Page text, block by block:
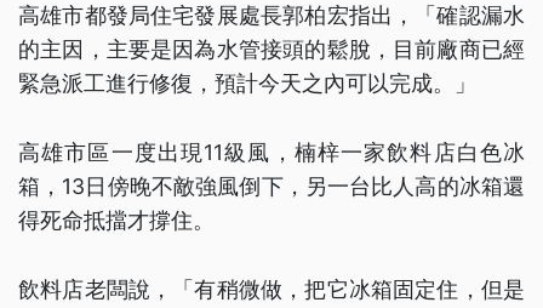
高雄市都發局住宅發展處長郭柏宏指出，「確認漏水
的主因，主要是因為水管接頭的鬆脫，目前廠商已經
緊急派工進行修復，預計今天之內可以完成。」
高雄市區一度出現11級風，楠梓一家飲料店白色冰
箱，13日傍晚不敵強風倒下，另一台比人高的冰箱還
得死命抵擋才撐住。
飲料店老闆說，「有稍微做，把它冰箱固定住，但是